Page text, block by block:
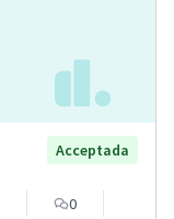
Acceptada
0